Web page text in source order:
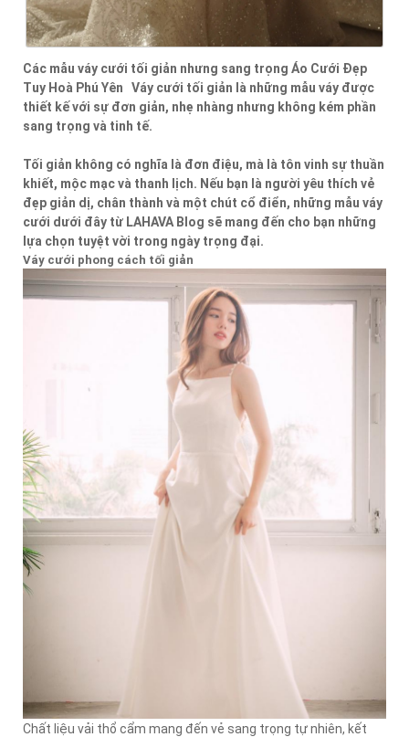
Các mẫu váy cưới tối giản nhưng sang trọng Áo Cưới Đẹp
Tuy Hoà Phú Yên Váy cưới tối giản là những mẫu váy được
thiết kế với sự đơn giản, nhẹ nhàng nhưng không kém phần
sang trọng và tinh tế.
Tối giản không có nghĩa là đơn điệu, mà là tôn vinh sự thuần
khiết, mộc mạc và thanh lịch. Nếu bạn là người yêu thích vẻ
đẹp giản dị, chân thành và một chút cổ điển, những mẫu váy
cưới dưới đây từ LAHAVA Blog sẽ mang đến cho bạn những
lựa chọn tuyệt vời trong ngày trọng đại.
Váy cưới phong cách tối giản
Chất liệu vải thổ cẩm mang đến vẻ sang trọng tự nhiên, kết